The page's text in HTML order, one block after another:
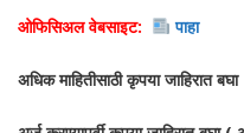
ओफिसिअल वेबसाइट: पाहा
अधिक माहितीसाठी कृपया जाहिरात बघा